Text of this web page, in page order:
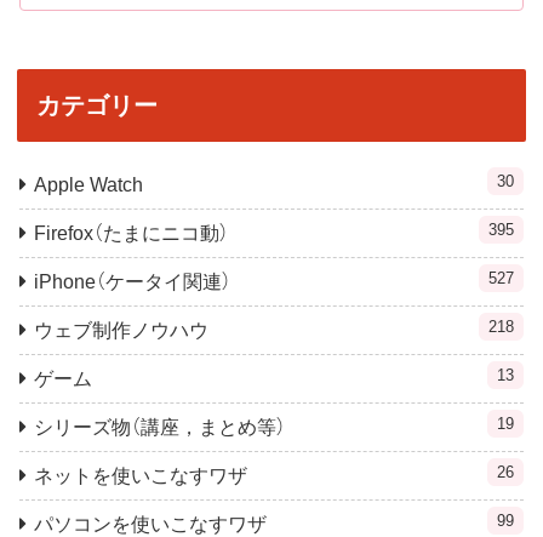
カテゴリー
Apple Watch 30
Firefox（たまにニコ動） 395
iPhone（ケータイ関連） 527
ウェブ制作ノウハウ 218
ゲーム 13
シリーズ物（講座，まとめ等） 19
ネットを使いこなすワザ 26
パソコンを使いこなすワザ 99